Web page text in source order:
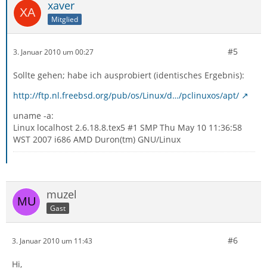
xaver
Mitglied
3. Januar 2010 um 00:27 #5
Sollte gehen; habe ich ausprobiert (identisches Ergebnis):
http://ftp.nl.freebsd.org/pub/os/Linux/d…/pclinuxos/apt/
uname -a:
Linux localhost 2.6.18.8.tex5 #1 SMP Thu May 10 11:36:58
WST 2007 i686 AMD Duron(tm) GNU/Linux
muzel
Gast
3. Januar 2010 um 11:43 #6
Hi,